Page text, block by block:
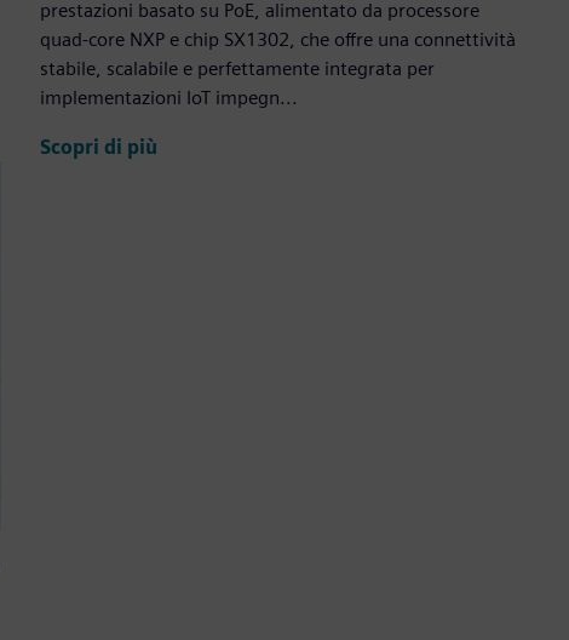
prestazioni basato su PoE, alimentato da processore
quad-core NXP e chip SX1302, che offre una connettività
stabile, scalabile e perfettamente integrata per
implementazioni IoT impegn...
Scopri di più